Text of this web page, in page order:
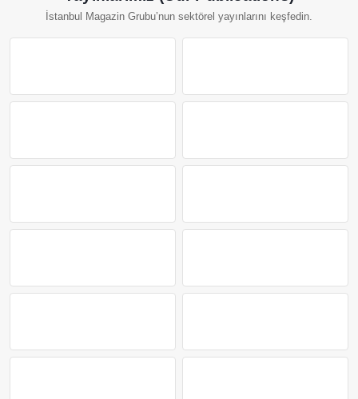
İstanbul Magazin Grubu’nun sektörel yayınlarını keşfedin.